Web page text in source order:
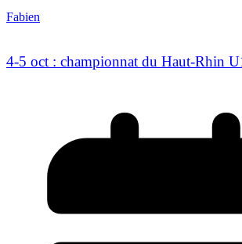
Fabien
4-5 oct : championnat du Haut-Rhin